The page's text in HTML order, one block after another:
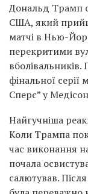
Дональд Трамп
США, який
матчі в Нью-
перекритими
вболівальників.
фінальної
Сперс” у
Найгучніша
Коли Трампа
час виконання
почала
салютував.